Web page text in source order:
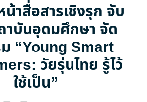
าสื่อสารเชิงรุก จับ
าบันอุดมศึกษา จัด
“Young Smart
วัยรุ่นไทย รู้ไว้
ใช้เป็น”